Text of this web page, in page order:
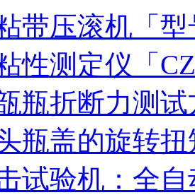
带压滚机「
性测定仪「
瓶折断力测
瓶盖的旋转
试验机：全